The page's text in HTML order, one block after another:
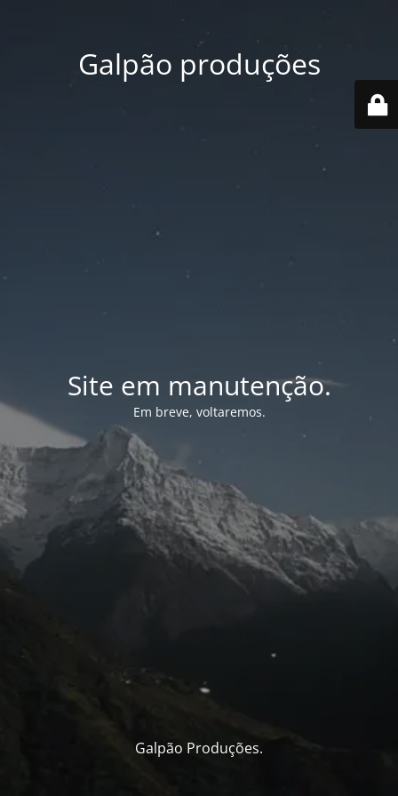
Galpão produções
Site em manutenção.
Em breve, voltaremos.
Galpão Produções.